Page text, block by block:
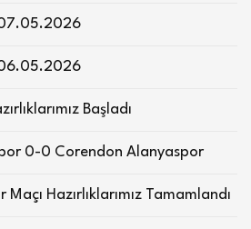
07.05.2026
06.05.2026
Başladı
0-0 Corendon Alanyaspor
Hazırlıklarımız Tamamlandı